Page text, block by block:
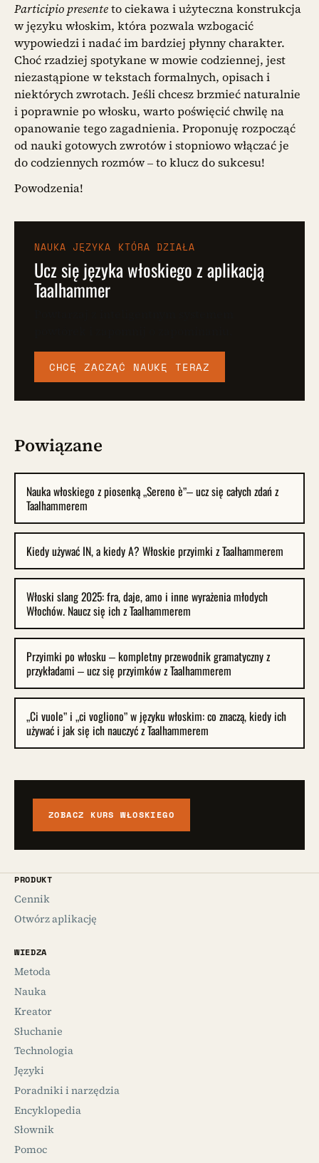
Participio presenteto ciekawa i użyteczna konstrukcja
w języku włoskim, która pozwala wzbogacić
wypowiedzi i nadać im bardziej płynny charakter.
Choć rzadziej spotykane w mowie codziennej, jest
niezastąpione w tekstach formalnych, opisach i
niektórych zwrotach. Jeśli chcesz brzmieć naturalnie
i poprawnie po włosku, warto poświęcić chwilę na
opanowanie tego zagadnienia. Proponuję rozpocząć
od nauki gotowych zwrotów i stopniowo włączać je
do codziennych rozmów – to klucz do sukcesu!
Powodzenia!
NAUKA JĘZYKA KTÓRA DZIAŁA
Ucz się języka włoskiego z aplikacją
Taalhammer
CHCĘ ZACZĄĆ NAUKĘ TERAZ
Powiązane
Nauka włoskiego z piosenką „Sereno è”– ucz się całych zdań z
Taalhammerem
Kiedy używać IN, a kiedy A? Włoskie przyimki z Taalhammerem
Włoski slang 2025: fra, daje, amo i inne wyrażenia młodych
Włochów. Naucz się ich z Taalhammerem
Przyimki po włosku – kompletny przewodnik gramatyczny z
przykładami – ucz się przyimków z Taalhammerem
„Ci vuole” i „ci vogliono” w języku włoskim: co znaczą, kiedy ich
używać i jak się ich nauczyć z Taalhammerem
ZOBACZ KURS WŁOSKIEGO
PRODUKT
Cennik
Otwórz aplikację
WIEDZA
Metoda
Nauka
Kreator
Słuchanie
Technologia
Języki
Poradniki i narzędzia
Encyklopedia
Słownik
Pomoc